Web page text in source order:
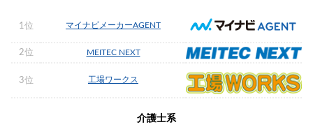
1位 マイナビメーカーAGENT
2位 MEITEC NEXT
3位 工場ワークス
介護士系